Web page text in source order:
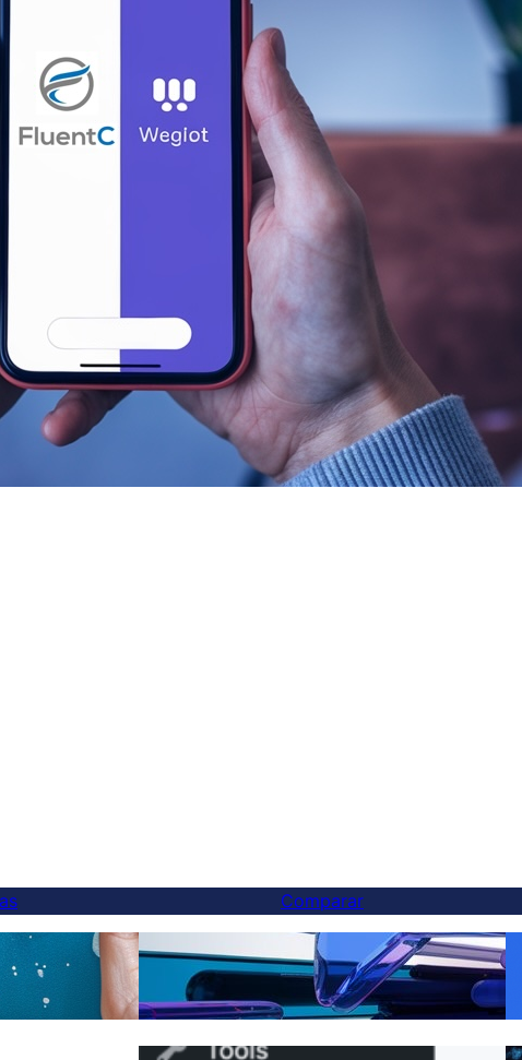
Comparar
Finalmente, uma alternativa melhor ao
Weglot — E você pode trocar em 5 minutos